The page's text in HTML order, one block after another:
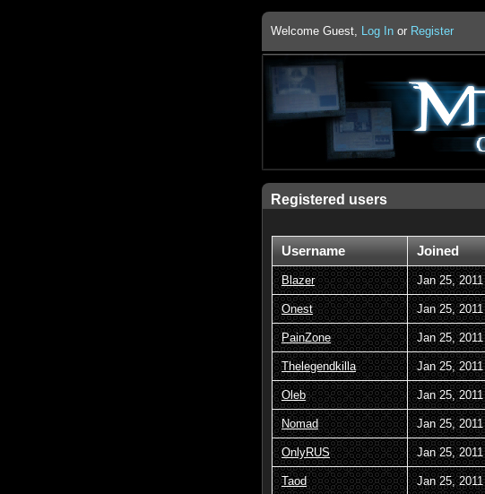
Welcome Guest, Log In or Register
Registered users
Username Joined
Blazer Jan 25, 2011
Onest Jan 25, 2011
PainZone Jan 25, 2011
Thelegendkilla Jan 25, 2011
Oleb Jan 25, 2011
Nomad Jan 25, 2011
OnlyRUS Jan 25, 2011
Taod Jan 25, 2011